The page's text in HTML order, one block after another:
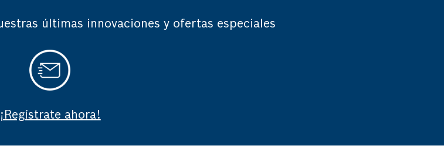
últimas innovaciones y ofertas especiales
¡Regístrate ahora!